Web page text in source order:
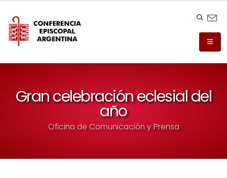
Gran celebración eclesial del
año
Oficina de Comunicación y Prensa